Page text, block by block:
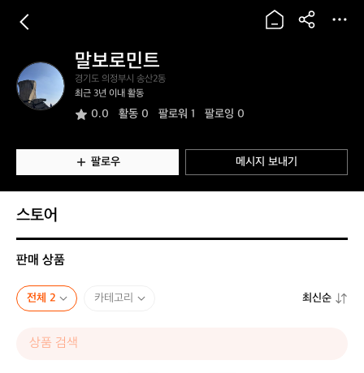
말
보
로
말보로민트
경기도 의정부시 송산2동
최근 3년 이내 활동
0.0 활동 0 팔로워 1 팔로잉 0
팔로우 메시지 보내기
스토어
판매 상품
전체 2 카테고리 최신순